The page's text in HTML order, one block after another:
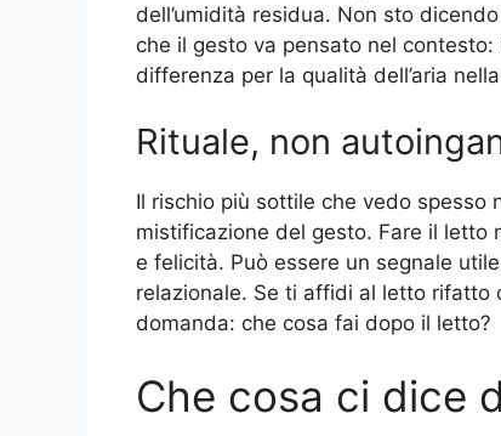
dell’umidità residua. Non sto
che il gesto va pensato nel
differenza per la qualità dell’aria
Rituale, non
Il rischio più sottile che vedo spesso
mistificazione del gesto. Fare il letto
e felicità. Può essere un segnale
relazionale. Se ti affidi al letto rifatto
domanda: che cosa fai dopo il letto?
Che cosa ci dice